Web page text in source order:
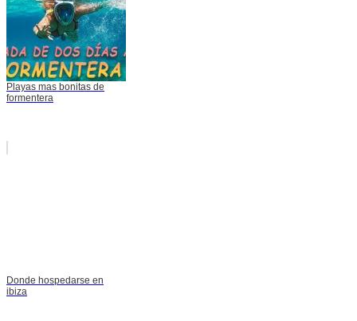
Playas mas bonitas de
formentera
Donde hospedarse en
ibiza